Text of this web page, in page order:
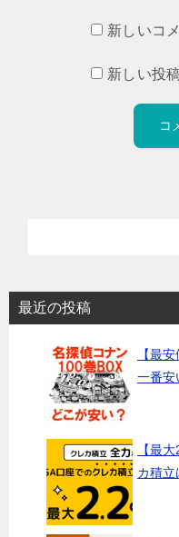
新しいコ
新しい投
最近の投稿
【最
一番安
【最
カ積立